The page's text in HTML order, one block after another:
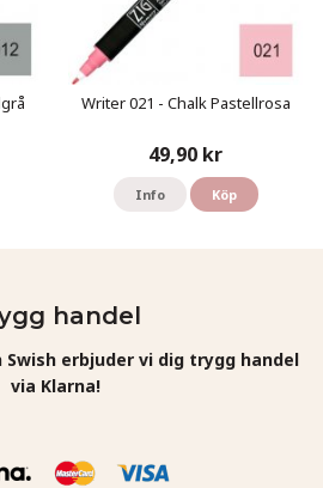
Writer 021 - Chalk Pastellrosa
49,90 kr
Info Köp
handel
erbjuder vi dig trygg handel
via Klarna!